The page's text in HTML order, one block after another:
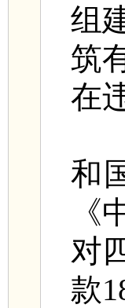
组
筑
在
和
对
款